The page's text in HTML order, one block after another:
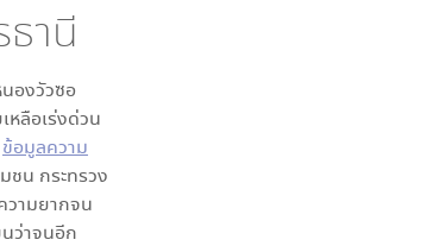
านี
องวัวซอ
ลือเร่งด่วน
ข้อมูลความ
น กระทรวง
วามยากจน
ว่าจนอีก